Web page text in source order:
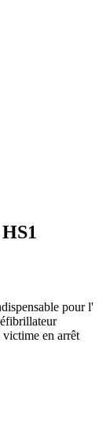
pour l'
en arrêt